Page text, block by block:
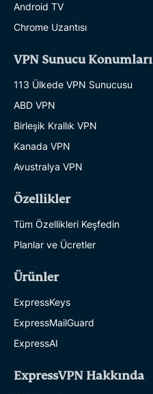
Android TV
Chrome Uzantısı
VPN Sunucu Konumları
113 Ülkede VPN Sunucusu
ABD VPN
Birleşik Krallık VPN
Kanada VPN
Avustralya VPN
Özellikler
Tüm Özellikleri Keşfedin
Planlar ve Ücretler
Ürünler
ExpressKeys
ExpressMailGuard
ExpressAI
ExpressVPN Hakkında